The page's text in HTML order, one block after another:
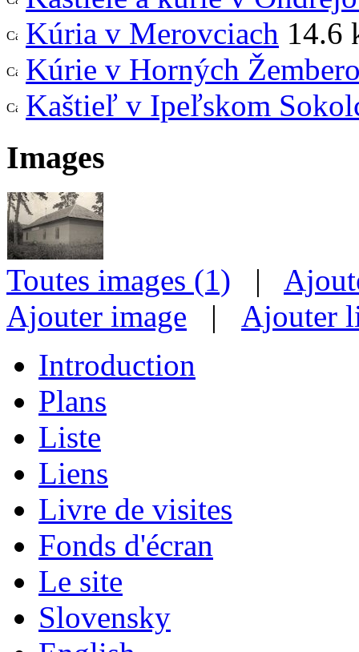
Kúria v Merovciach 14.6
Kúrie v Horných
Kaštieľ v Ipeľskom
Images
Toutes images (1) |
Ajouter image | Ajouter
Introduction
Plans
Liste
Liens
Livre de visites
Fonds d'écran
Le site
Slovensky